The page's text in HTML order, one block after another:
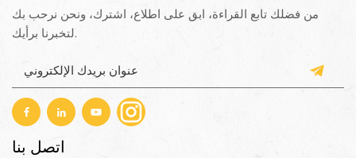
من فضلك تابع القراءة، ابق على اطلاع، اشترك، ونحن نرحب بك
لتخبرنا برأيك.
اتصل بنا